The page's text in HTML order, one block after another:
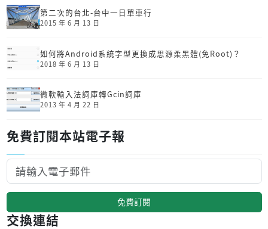
第二次的台北-台中一日單車行
2015 年 6 月 13 日
如何將Android系統字型更換成思源柔黑體(免Root)？
2018 年 6 月 13 日
微軟輸入法詞庫轉Gcin詞庫
2013 年 4 月 22 日
免費訂閱本站電子報
免費訂閱
交換連結